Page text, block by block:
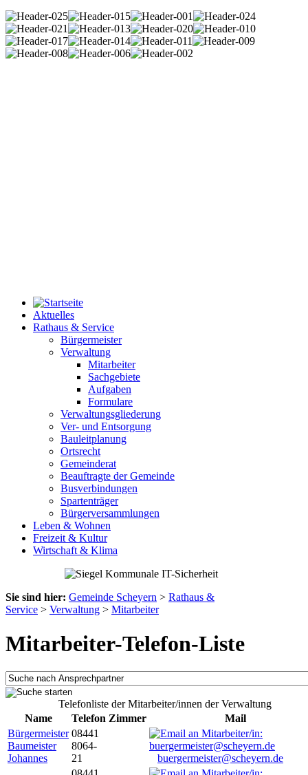
Aktuelles
Rathaus & Service
Bürgermeister
Verwaltung
Mitarbeiter
Sachgebiete
Aufgaben
Formulare
Verwaltungsgliederung
Ver- und Entsorgung
Bauleitplanung
Ortsrecht
Gemeinderat
Beauftragte der Gemeinde
Busverbindungen
Spartenträger
Bürgerversammlungen
Leben & Wohnen
Freizeit & Kultur
Wirtschaft & Klima
Sie sind hier: Gemeinde Scheyern > Rathaus &
Service > Verwaltung > Mitarbeiter
Mitarbeiter-Telefon-Liste
Telefonliste der Mitarbeiter/innen der Verwaltung
Name
Telefon Zimmer
Mail
Bürgermeister
Baumeister
Johannes
08441
8064-
21
buergermeister@scheyern.de